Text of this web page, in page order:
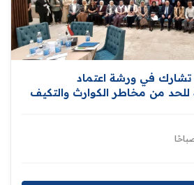
تشارك في ورشة اعتماد
للحد من مخاطر الكوارث والتكيف